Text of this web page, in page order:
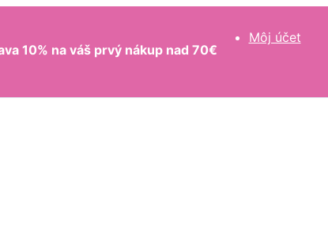
10% na váš prvý nákup nad 70€
Môj účet